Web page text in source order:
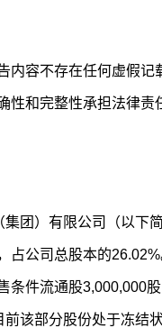
内容不存在任何虚假记
和完整性承担法律责
团）有限公司（以下
占公司总股本的
条件流通股3,000,000
该部分股份处于冻结状